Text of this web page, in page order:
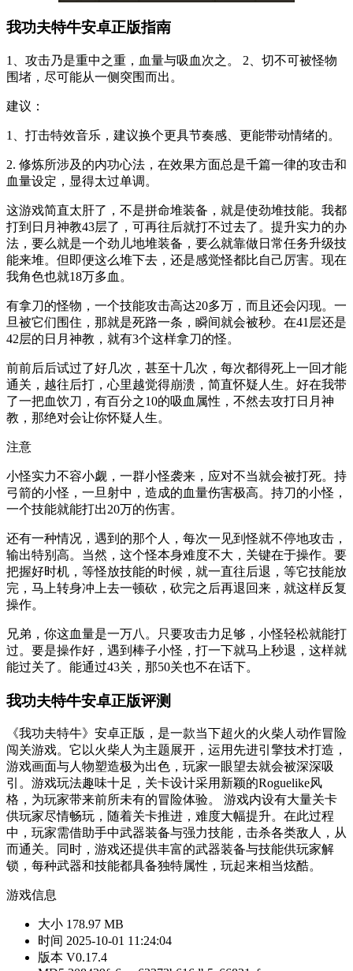
我功夫特牛安卓正版指南
1、攻击乃是重中之重，血量与吸血次之。 2、切不可被怪物
围堵，尽可能从一侧突围而出。
建议：
1、打击特效音乐，建议换个更具节奏感、更能带动情绪的。
2. 修炼所涉及的内功心法，在效果方面总是千篇一律的攻击和
血量设定，显得太过单调。
这游戏简直太肝了，不是拼命堆装备，就是使劲堆技能。我都
打到日月神教43层了，可再往后就打不过去了。提升实力的办
法，要么就是一个劲儿地堆装备，要么就靠做日常任务升级技
能来堆。但即便这么堆下去，还是感觉怪都比自己厉害。现在
我角色也就18万多血。
有拿刀的怪物，一个技能攻击高达20多万，而且还会闪现。一
旦被它们围住，那就是死路一条，瞬间就会被秒。在41层还是
42层的日月神教，就有3个这样拿刀的怪。
前前后后试过了好几次，甚至十几次，每次都得死上一回才能
通关，越往后打，心里越觉得崩溃，简直怀疑人生。好在我带
了一把血饮刀，有百分之10的吸血属性，不然去攻打日月神
教，那绝对会让你怀疑人生。
注意
小怪实力不容小觑，一群小怪袭来，应对不当就会被打死。持
弓箭的小怪，一旦射中，造成的血量伤害极高。持刀的小怪，
一个技能就能打出20万的伤害。
还有一种情况，遇到的那个人，每次一见到怪就不停地攻击，
输出特别高。当然，这个怪本身难度不大，关键在于操作。要
把握好时机，等怪放技能的时候，就一直往后退，等它技能放
完，马上转身冲上去一顿砍，砍完之后再退回来，就这样反复
操作。
兄弟，你这血量是一万八。只要攻击力足够，小怪轻松就能打
过。要是操作好，遇到棒子小怪，打一下就马上秒退，这样就
能过关了。能通过43关，那50关也不在话下。
我功夫特牛安卓正版评测
《我功夫特牛》安卓正版，是一款当下超火的火柴人动作冒险
闯关游戏。它以火柴人为主题展开，运用先进引擎技术打造，
游戏画面与人物塑造极为出色，玩家一眼望去就会被深深吸
引。游戏玩法趣味十足，关卡设计采用新颖的Roguelike风
格，为玩家带来前所未有的冒险体验。 游戏内设有大量关卡
供玩家尽情畅玩，随着关卡推进，难度大幅提升。在此过程
中，玩家需借助手中武器装备与强力技能，击杀各类敌人，从
而通关。同时，游戏还提供丰富的武器装备与技能供玩家解
锁，每种武器和技能都具备独特属性，玩起来相当炫酷。
游戏信息
大小 178.97 MB
时间 2025-10-01 11:24:04
版本 V0.17.4